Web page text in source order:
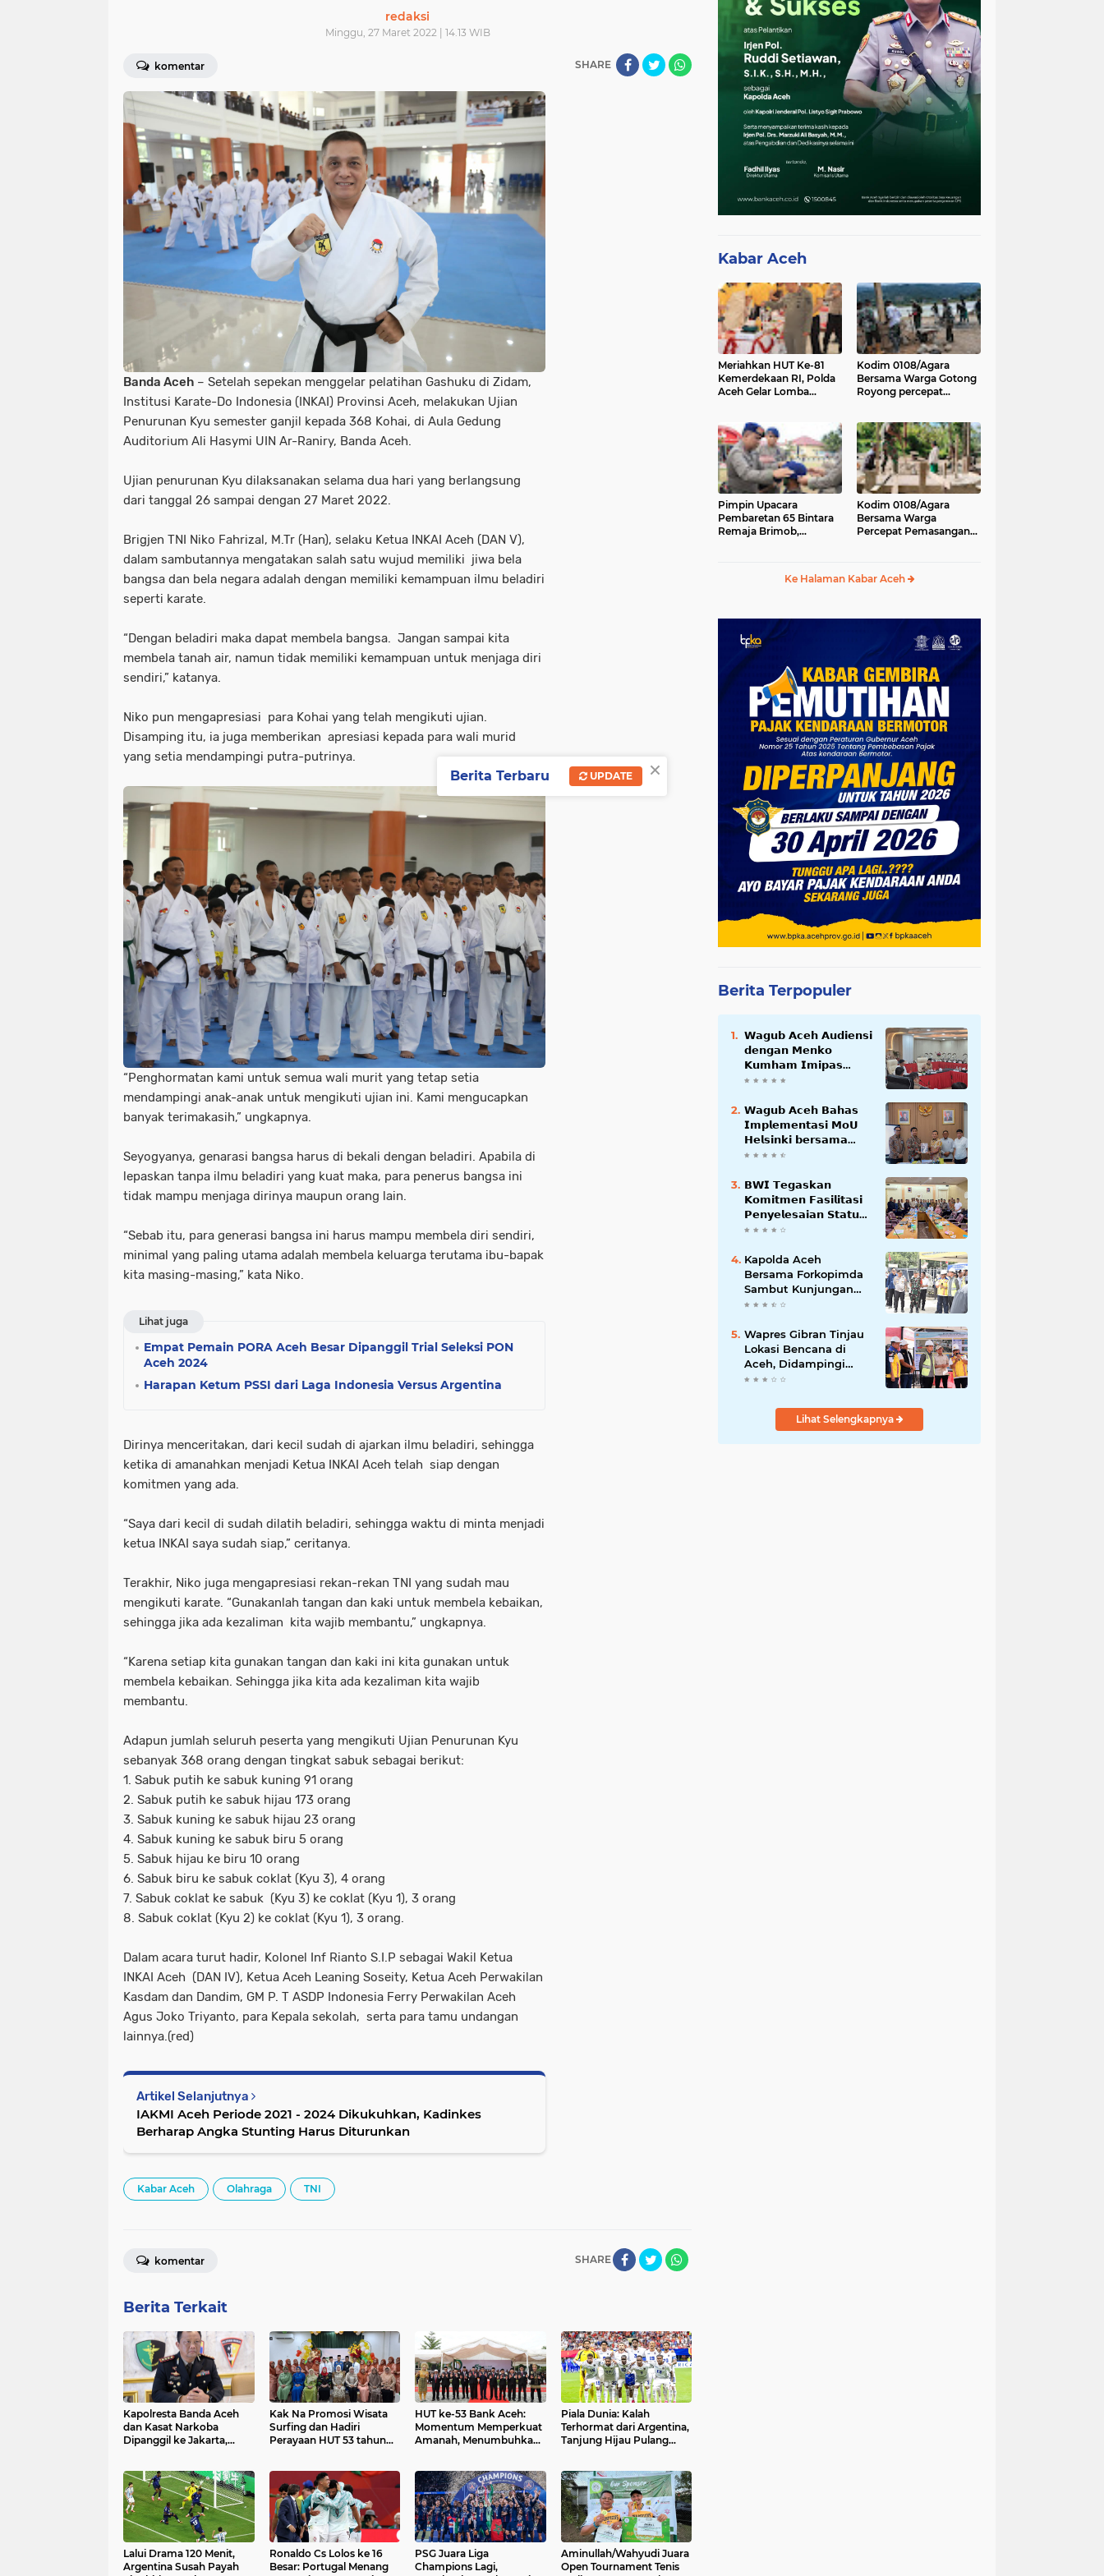
redaksi
Minggu, 27 Maret 2022 | 14.13 WIB
komentar SHARE
Banda Aceh – Setelah sepekan menggelar pelatihan Gashuku di Zidam,
Institusi Karate-Do Indonesia (INKAI) Provinsi Aceh, melakukan Ujian
Penurunan Kyu semester ganjil kepada 368 Kohai, di Aula Gedung
Auditorium Ali Hasymi UIN Ar-Raniry, Banda Aceh.
Ujian penurunan Kyu dilaksanakan selama dua hari yang berlangsung
dari tanggal 26 sampai dengan 27 Maret 2022.
Brigjen TNI Niko Fahrizal, M.Tr (Han), selaku Ketua INKAI Aceh (DAN V),
dalam sambutannya mengatakan salah satu wujud memiliki jiwa bela
bangsa dan bela negara adalah dengan memiliki kemampuan ilmu beladiri
seperti karate.
“Dengan beladiri maka dapat membela bangsa. Jangan sampai kita
membela tanah air, namun tidak memiliki kemampuan untuk menjaga diri
sendiri,” katanya.
Niko pun mengapresiasi para Kohai yang telah mengikuti ujian.
Disamping itu, ia juga memberikan apresiasi kepada para wali murid
yang setia mendampingi putra-putrinya.
“Penghormatan kami untuk semua wali murit yang tetap setia
mendampingi anak-anak untuk mengikuti ujian ini. Kami mengucapkan
banyak terimakasih,” ungkapnya.
Seyogyanya, genarasi bangsa harus di bekali dengan beladiri. Apabila di
lepaskan tanpa ilmu beladiri yang kuat maka, para penerus bangsa ini
tidak mampu menjaga dirinya maupun orang lain.
“Sebab itu, para generasi bangsa ini harus mampu membela diri sendiri,
minimal yang paling utama adalah membela keluarga terutama ibu-bapak
kita masing-masing,” kata Niko.
Lihat juga
Empat Pemain PORA Aceh Besar Dipanggil Trial Seleksi PON
Aceh 2024
Harapan Ketum PSSI dari Laga Indonesia Versus Argentina
Dirinya menceritakan, dari kecil sudah di ajarkan ilmu beladiri, sehingga
ketika di amanahkan menjadi Ketua INKAI Aceh telah siap dengan
komitmen yang ada.
“Saya dari kecil di sudah dilatih beladiri, sehingga waktu di minta menjadi
ketua INKAI saya sudah siap,” ceritanya.
Terakhir, Niko juga mengapresiasi rekan-rekan TNI yang sudah mau
mengikuti karate. “Gunakanlah tangan dan kaki untuk membela kebaikan,
sehingga jika ada kezaliman kita wajib membantu,” ungkapnya.
“Karena setiap kita gunakan tangan dan kaki ini kita gunakan untuk
membela kebaikan. Sehingga jika kita ada kezaliman kita wajib
membantu.
Adapun jumlah seluruh peserta yang mengikuti Ujian Penurunan Kyu
sebanyak 368 orang dengan tingkat sabuk sebagai berikut:
1. Sabuk putih ke sabuk kuning 91 orang
2. Sabuk putih ke sabuk hijau 173 orang
3. Sabuk kuning ke sabuk hijau 23 orang
4. Sabuk kuning ke sabuk biru 5 orang
5. Sabuk hijau ke biru 10 orang
6. Sabuk biru ke sabuk coklat (Kyu 3), 4 orang
7. Sabuk coklat ke sabuk (Kyu 3) ke coklat (Kyu 1), 3 orang
8. Sabuk coklat (Kyu 2) ke coklat (Kyu 1), 3 orang.
Dalam acara turut hadir, Kolonel Inf Rianto S.I.P sebagai Wakil Ketua
INKAI Aceh (DAN IV), Ketua Aceh Leaning Soseity, Ketua Aceh Perwakilan
Kasdam dan Dandim, GM P. T ASDP Indonesia Ferry Perwakilan Aceh
Agus Joko Triyanto, para Kepala sekolah, serta para tamu undangan
lainnya.(red)
Artikel Selanjutnya
IAKMI Aceh Periode 2021 - 2024 Dikukuhkan, Kadinkes
Berharap Angka Stunting Harus Diturunkan
Kabar Aceh Olahraga TNI
SHARE
komentar
Berita Terkait
Kapolresta Banda Aceh
dan Kasat Narkoba
Dipanggil ke Jakarta,
Kak Na Promosi Wisata
Surfing dan Hadiri
Perayaan HUT 53 tahun
HUT ke-53 Bank Aceh:
Momentum Memperkuat
Amanah, Menumbuhkan
Piala Dunia: Kalah
Terhormat dari Argentina,
Tanjung Hijau Pulang
​Lalui Drama 120 Menit,
Argentina Susah Payah
Ronaldo Cs Lolos ke 16
Besar: Portugal Menang
PSG Juara Liga
Champions Lagi,
Aminullah/Wahyudi Juara
Open Tournament Tenis
Kabar Aceh
Meriahkan HUT Ke-81
Kemerdekaan RI, Polda
Aceh Gelar Lomba
Kodim 0108/Agara
Bersama Warga Gotong
Royong percepat
Desa Gulo Aceh
Tenggara
Pimpin Upacara
Pembaretan 65 Bintara
Remaja Brimob,
Kodim 0108/Agara
Bersama Warga
Percepat Pemasangan
Ke Halaman Kabar Aceh
Berita Terpopuler
𝗪𝗮𝗴𝘂𝗯 𝗔𝗰𝗲𝗵 𝗔𝘂𝗱𝗶𝗲𝗻𝘀𝗶
𝗱𝗲𝗻𝗴𝗮𝗻 𝗠𝗲𝗻𝗸𝗼
𝗞𝘂𝗺𝗵𝗮𝗺 𝗜𝗺𝗶𝗽𝗮𝘀
𝗧𝗲𝗿𝗸𝗮𝗶𝘁 𝗦𝘁𝗮𝘁𝘂𝘀 𝗪𝗮𝗸𝗮𝗳
𝗪𝗮𝗴𝘂𝗯 𝗔𝗰𝗲𝗵 𝗕𝗮𝗵𝗮𝘀
𝗜𝗺𝗽𝗹𝗲𝗺𝗲𝗻𝘁𝗮𝘀𝗶 𝗠𝗼𝗨
𝗛𝗲𝗹𝘀𝗶𝗻𝗸𝗶 𝗯𝗲𝗿𝘀𝗮𝗺𝗮
𝗦𝗲𝗸𝗿𝗲𝘁𝗮𝗿𝗶𝗮𝘁 𝗡𝗲𝗴𝗮𝗿𝗮
𝗕𝗪𝗜 𝗧𝗲𝗴𝗮𝘀𝗸𝗮𝗻
𝗞𝗼𝗺𝗶𝘁𝗺𝗲𝗻 𝗙𝗮𝘀𝗶𝗹𝗶𝘁𝗮𝘀𝗶
𝗣𝗲𝗻𝘆𝗲𝗹𝗲𝘀𝗮𝗶𝗮𝗻 𝗦𝘁𝗮𝘁𝘂𝘀
𝗪𝗮𝗸𝗮𝗳 𝗕𝗹𝗮𝗻𝗴 𝗣𝗮𝗱𝗮𝗻𝗴
Kapolda Aceh
Bersama Forkopimda
Sambut Kunjungan
Kerja Wakil Presiden
Bireuen
Wapres Gibran Tinjau
Lokasi Bencana di
Aceh, Didampingi
Wagub Dek Fadh
Lihat Selengkapnya
×
Berita Terbaru UPDATE